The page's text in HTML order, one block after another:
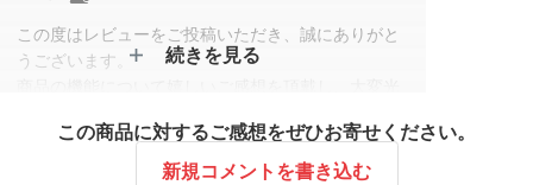
この度はレビューをご投稿いただき、誠にありがと
うございます。
また何かお力になれることがございましたら、どう
ぞお気軽にご相談くださいませ。
続きを見る
この商品に対するご感想をぜひお寄せください。
新規コメントを書き込む